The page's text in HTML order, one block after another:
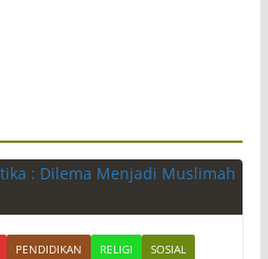
PENDIDIKAN RELIGI
SOSIAL